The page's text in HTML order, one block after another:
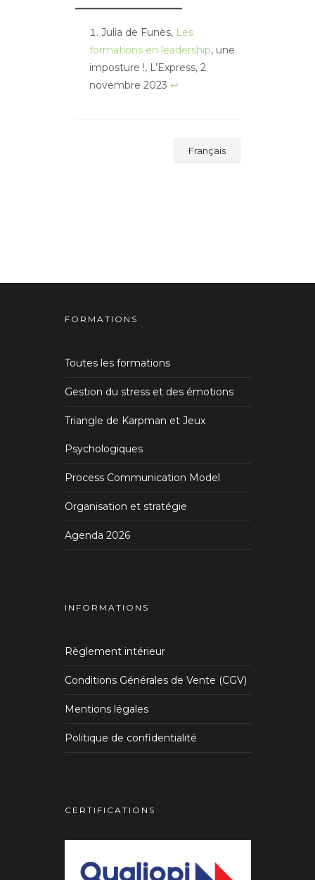
Julia de Funès, Les
formations en leadership, une
imposture !, L’Express, 2
novembre 2023 ↩︎
Français
FORMATIONS
Toutes les formations
Gestion du stress et des émotions
Triangle de Karpman et Jeux
Psychologiques
Process Communication Model
Organisation et stratégie
Agenda 2026
INFORMATIONS
Règlement intérieur
Conditions Générales de Vente (CGV)
Mentions légales
Politique de confidentialité
CERTIFICATIONS